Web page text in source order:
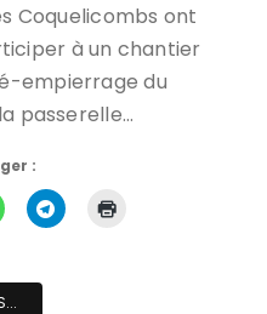
Coquelicombs ont
à un chantier
empierrage du
passerelle…
: